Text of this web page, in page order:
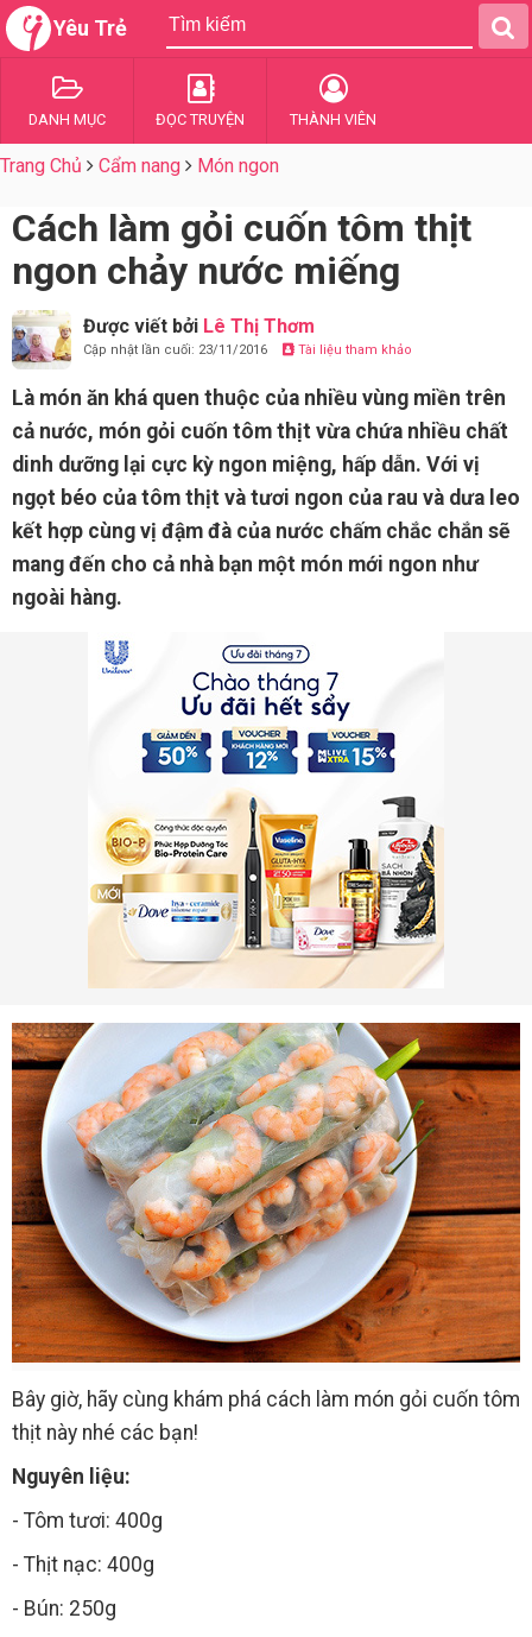
Yêu Trẻ
DANH MỤC ĐỌC TRUYỆN THÀNH VIÊN
Trang Chủ Cẩm nang Món ngon
Cách làm gỏi cuốn tôm thịt
ngon chảy nước miếng
Được viết bởi Lê Thị Thơm
Cập nhật lần cuối: 23/11/2016 Tài liệu tham khảo
Là món ăn khá quen thuộc của nhiều vùng miền trên
cả nước, món gỏi cuốn tôm thịt vừa chứa nhiều chất
dinh dưỡng lại cực kỳ ngon miệng, hấp dẫn. Với vị
ngọt béo của tôm thịt và tươi ngon của rau và dưa leo
kết hợp cùng vị đậm đà của nước chấm chắc chắn sẽ
mang đến cho cả nhà bạn một món mới ngon như
ngoài hàng.
Bây giờ, hãy cùng khám phá cách làm món gỏi cuốn tôm
thịt này nhé các bạn!
Nguyên liệu:
- Tôm tươi: 400g
- Thịt nạc: 400g
- Bún: 250g